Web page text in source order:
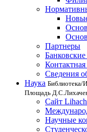
Партнеры
Сведения
Наука Библиотека/
Площадь
Сайт
Научные